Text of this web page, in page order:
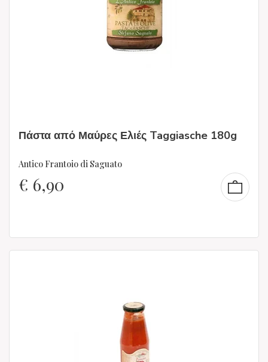
Πάστα από Μαύρες Ελιές Taggiasche 180g
Antico Frantoio di Saguato
€ 6,90